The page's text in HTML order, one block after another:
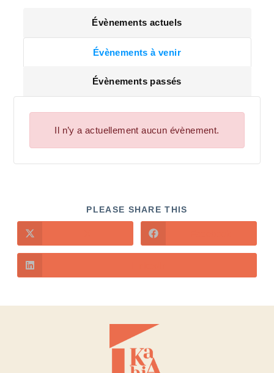
Évènements actuels
Évènements à venir
Évènements passés
Il n’y a actuellement aucun évènement.
PLEASE SHARE THIS